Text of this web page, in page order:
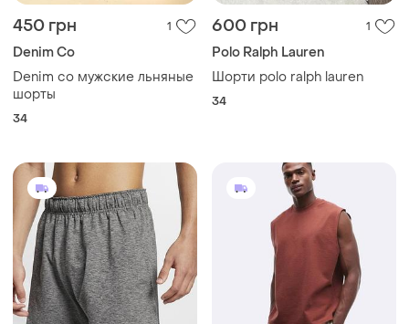
450 грн 1
Denim Co
Denim co мужские льняные
шорты
34
600 грн 1
Polo Ralph Lauren
Шорти polo ralph lauren
34